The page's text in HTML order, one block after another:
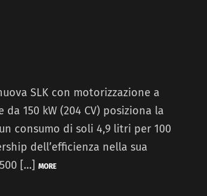
SLK con motorizzazione a
150 kW (204 CV) posiziona la
consumo di soli 4,9 litri per 100
dell’efficienza nella sua
[…] MORE